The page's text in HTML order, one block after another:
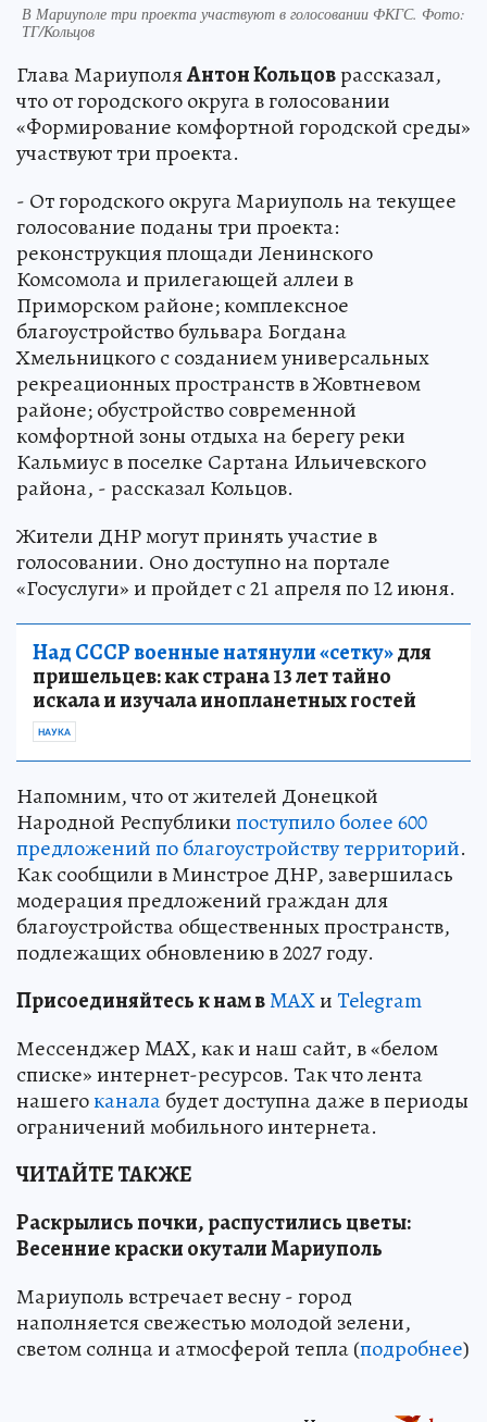
В Мариуполе три проекта участвуют в голосовании ФКГС. Фото:
ТГ/Кольцов
Глава МариуполяАнтон Кольцоврассказал,
что от городского округа в голосовании
«Формирование комфортной городской среды»
участвуют три проекта.
- От городского округа Мариуполь на текущее
голосование поданы три проекта:
реконструкция площади Ленинского
Комсомола и прилегающей аллеи в
Приморском районе; комплексное
благоустройство бульвара Богдана
Хмельницкого с созданием универсальных
рекреационных пространств в Жовтневом
районе; обустройство современной
комфортной зоны отдыха на берегу реки
Кальмиус в поселке Сартана Ильичевского
района, - рассказал Кольцов.
Жители ДНР могут принять участие в
голосовании. Оно доступно на портале
«Госуслуги» и пройдет с 21 апреля по 12 июня.
Над СССР военные натянули «сетку»для
пришельцев: как страна 13 лет тайно
искала и изучала инопланетных гостей
НАУКА
Напомним, что от жителей Донецкой
Народной Республикипоступило более 600
предложений по благоустройству территорий.
Как сообщили в Минстрое ДНР, завершилась
модерация предложений граждан для
благоустройства общественных пространств,
подлежащих обновлению в 2027 году.
Присоединяйтесь к нам вMAXиTelegram
Мессенджер MAX, как и наш сайт, в «белом
списке» интернет-ресурсов. Так что лента
нашегоканалабудет доступна даже в периоды
ограничений мобильного интернета.
ЧИТАЙТЕ ТАКЖЕ
Раскрылись почки, распустились цветы:
Весенние краски окутали Мариуполь
Мариуполь встречает весну - город
наполняется свежестью молодой зелени,
светом солнца и атмосферой тепла (подробнее)